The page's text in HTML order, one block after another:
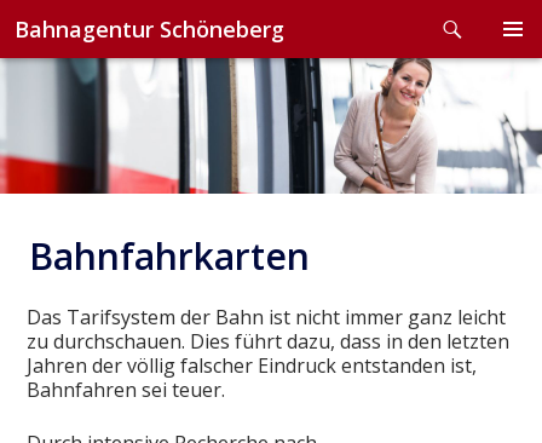
Bahnagentur Schöneberg
Skip
to
Bahnfahrkarten
Das Tarifsystem der Bahn ist nicht immer ganz leicht
zu durchschauen. Dies führt dazu, dass in den letzten
Jahren der völlig falscher Eindruck entstanden ist,
Bahnfahren sei teuer.